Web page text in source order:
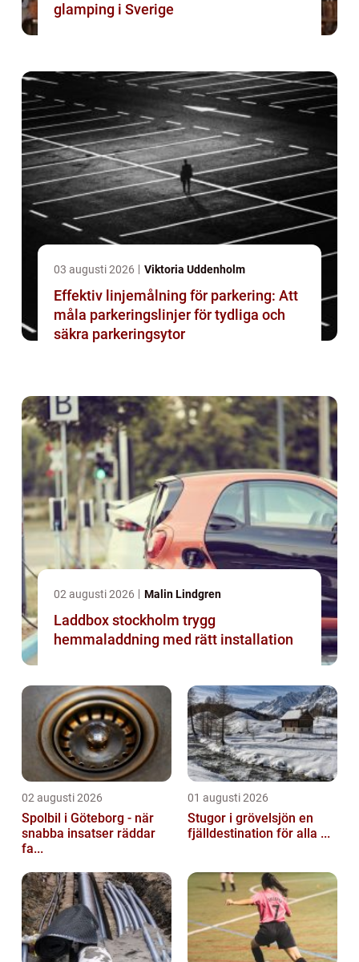
glamping i Sverige
03 augusti 2026 Viktoria Uddenholm
Effektiv linjemålning för parkering: Att
måla parkeringslinjer för tydliga och
säkra parkeringsytor
02 augusti 2026 Malin Lindgren
Laddbox stockholm trygg
hemmaladdning med rätt installation
02 augusti 2026
Spolbil i Göteborg - när
snabba insatser räddar
fa...
01 augusti 2026
Stugor i grövelsjön en
fjälldestination för alla ...